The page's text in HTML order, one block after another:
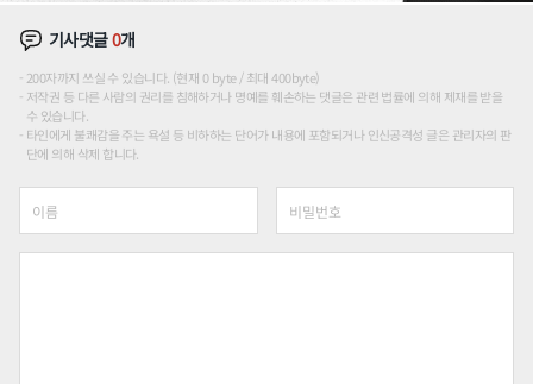
기사댓글0개
200자까지 쓰실 수 있습니다. (현재 0 byte / 최대 400byte)
저작권 등 다른 사람의 권리를 침해하거나 명예를 훼손하는 댓글은 관련 법률에 의해 제재를 받을
수 있습니다.
타인에게 불쾌감을 주는 욕설 등 비하하는 단어가 내용에 포함되거나 인신공격성 글은 관리자의 판
단에 의해 삭제 합니다.